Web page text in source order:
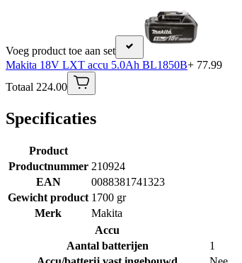
Voeg product toe aan set
Makita 18V LXT accu 5.0Ah BL1850B+ 77.99
Totaal 224.00
Specificaties
Product
Productnummer 210924
EAN
0088381741323
Gewicht product 1700 gr
Merk
Makita
Accu
Aantal batterijen
1